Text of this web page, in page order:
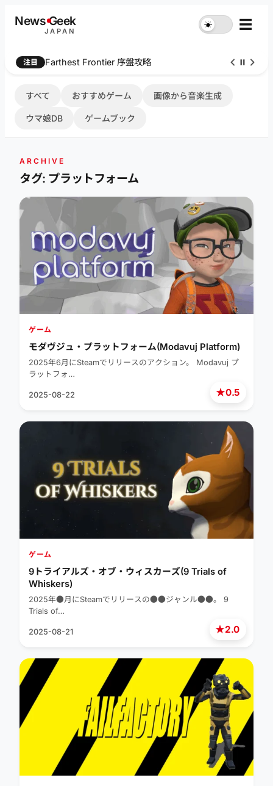
NewsGeek
JAPAN
☀︎ ☰
注目 Farthest Frontier 序盤攻略
すべて おすすめゲーム 画像から音楽生成
ウマ娘DB ゲームブック
ARCHIVE
タグ: プラットフォーム
★0.5
ゲーム
モダヴジュ・プラットフォーム(Modavuj Platform)
2025年6月にSteamでリリースのアクション。 Modavuj プ
ラットフォ…
2025-08-22
★2.0
ゲーム
9トライアルズ・オブ・ウィスカーズ(9 Trials of
Whiskers)
2025年●月にSteamでリリースの●●ジャンル●●。 9
Trials of…
2025-08-21